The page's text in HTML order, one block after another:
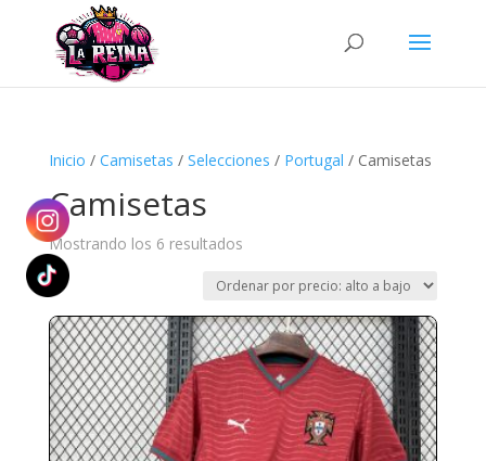
Búsqueda
productos
Inicio / Camisetas / Selecciones / Portugal / Camisetas
Camisetas
Mostrando los 6 resultadosOrdenado
precio:
alto
a
bajo